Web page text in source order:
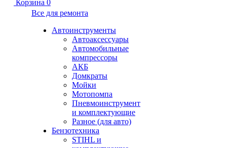
Корзина 0
Все для ремонта
Автоинструменты
Автоаксессуары
Автомобильные
компрессоры
АКБ
Домкраты
Мойки
Мотопомпа
Пневмоинструмент
и комплектующие
Разное (для авто)
Бензотехника
STIHL и